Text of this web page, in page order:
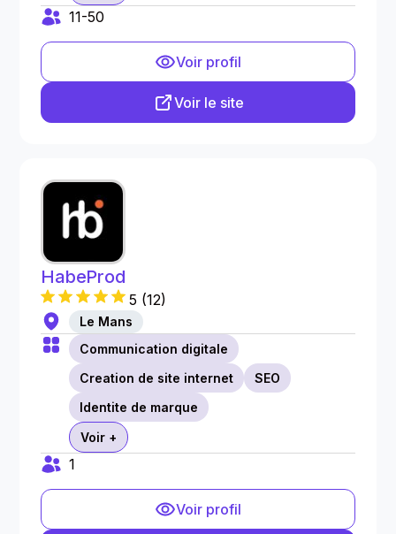
11-50
Voir profil
Voir le site
HabeProd
5 (12)
Le Mans
Communication digitale
Creation de site internet
SEO
Identite de marque
Voir +
1
Voir profil